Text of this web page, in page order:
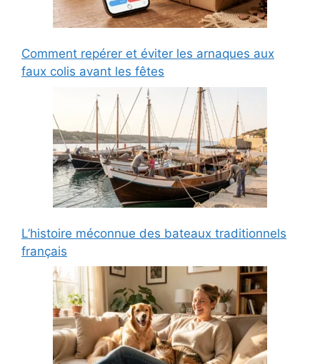
Comment repérer et éviter les arnaques aux
faux colis avant les fêtes
L’histoire méconnue des bateaux traditionnels
français